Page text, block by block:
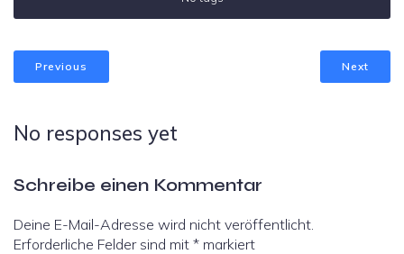
Previous Next
No responses yet
Schreibe einen Kommentar
Deine E-Mail-Adresse wird nicht veröffentlicht.
Erforderliche Felder sind mit * markiert